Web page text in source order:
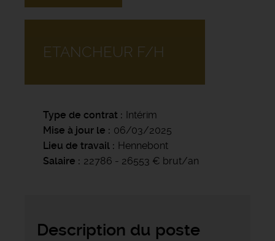
ETANCHEUR F/H
Type de contrat
Intérim
Mise à jour le
06/03/2025
Lieu de travail
Hennebont
Salaire
22786 - 26553 € brut/an
Description du poste